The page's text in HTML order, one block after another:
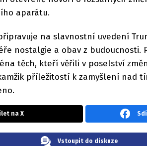
aparátu.
na slavnostní uvedení
nostalgie a obav z budoucnosti.
těch, kteří věřili v poselství
příležitostí k zamyšlení nad
na X
Vstoupit do diskuze